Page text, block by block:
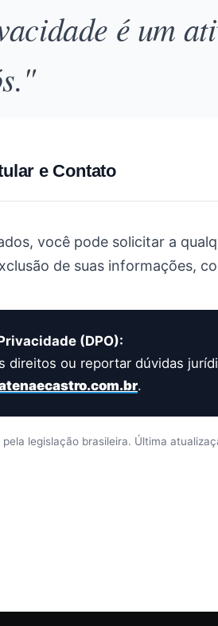
é um
e Contato
você pode solicitar a
de suas informações,
(DPO):
direitos ou reportar dúvidas
.
legislação brasileira. Última